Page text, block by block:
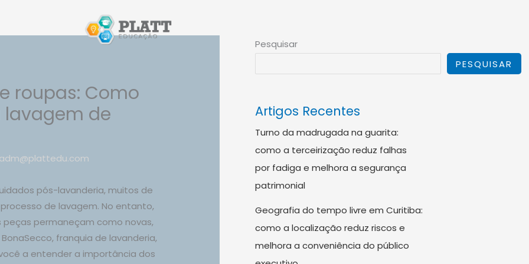
roupas: Como
lavagem de
adm@plattedu.com
pós-lavanderia, muitos de
de lavagem. No entanto,
peças permaneçam como novas,
franquia de lavanderia,
a entender a importância dos
Pesquisar
PESQUISAR
Artigos Recentes
Turno da madrugada na guarita:
como a terceirização reduz falhas
por fadiga e melhora a segurança
patrimonial
Geografia do tempo livre em Curitiba:
como a localização reduz riscos e
melhora a conveniência do público